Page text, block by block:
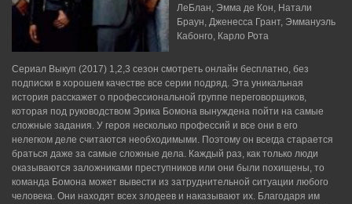
ЛеБлан, Эмма де Кон, Натали
Браун, Дженесса Грант, Эммануэль
Кабонго, Карло Рота
Сериал Выкуп (2017) 1,2,3 сезон смотреть онлайн бесплатно, без
подписки в хорошем качестве все серии подряд. Эта уникальная
история расскажет о профессиональной группе переговорщиков,
которая под руководством Эрика Бомона вынуждена пойти на самые
сложные задания. У героя несколько профессий и все они в его
нелегком деле считаются необходимыми. Поэтому он всегда старается
браться даже за самые сложные дела. Каждый раз, как только люди
оказываются заложниками преступников или они были похищены, то
команда Бомона может вывести из затруднительной ситуации любого
человека. Они находят всех злодеев и наказывают их. Благодаря им